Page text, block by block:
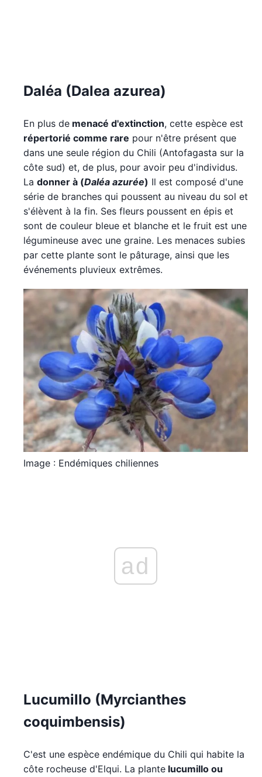
Daléa (Dalea azurea)
En plus de menacé d'extinction, cette espèce est
répertorié comme rare pour n'être présent que
dans une seule région du Chili (Antofagasta sur la
côte sud) et, de plus, pour avoir peu d'individus.
La donner à (Daléa azurée) Il est composé d'une
série de branches qui poussent au niveau du sol et
s'élèvent à la fin. Ses fleurs poussent en épis et
sont de couleur bleue et blanche et le fruit est une
légumineuse avec une graine. Les menaces subies
par cette plante sont le pâturage, ainsi que les
événements pluvieux extrêmes.
Image : Endémiques chiliennes
ad
Lucumillo (Myrcianthes
coquimbensis)
C'est une espèce endémique du Chili qui habite la
côte rocheuse d'Elqui. La plante lucumillo ou